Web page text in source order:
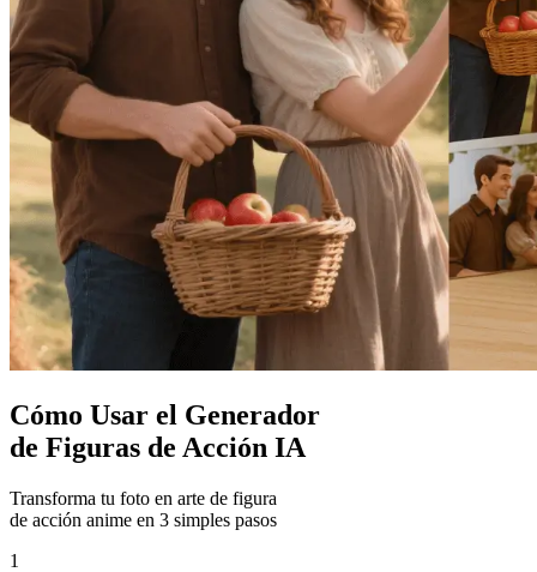
Cómo Usar el Generador
de Figuras de Acción IA
Transforma tu foto en arte de figura
de acción anime en 3 simples pasos
1